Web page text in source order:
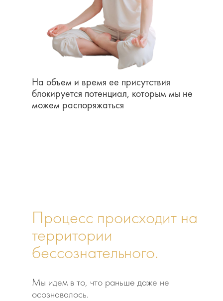
На объем и время ее присутствия
блокируется потенциал, которым мы не
можем распоряжаться
Мы идем в то, что раньше даже не
осознавалось.
Процесс происходит на
территории
бессознательного.